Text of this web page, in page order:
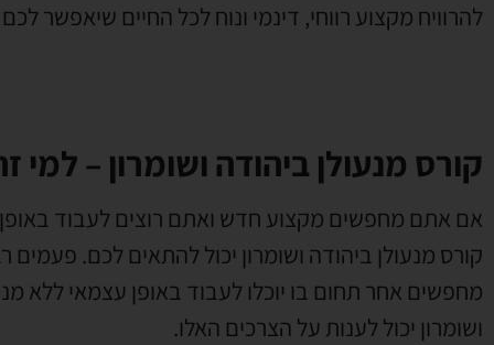
להרוויח מקצוע רווחי, דינמי ונוח לכל החיים שיאפשר
קורס מנעולן ביהודה ושומרון – למי
אם אתם מחפשים מקצוע חדש ואתם רוצים לעבוד
קורס מנעולן ביהודה ושומרון יכול להתאים לכם. פעמים
מחפשים אחר תחום בו יוכלו לעבוד באופן עצמאי ללא
ושומרון יכול לענות על הצרכים האלו.